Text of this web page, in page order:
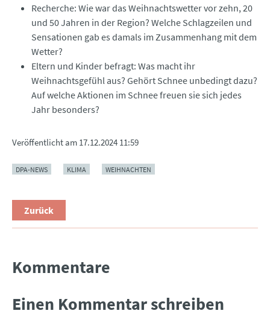
Recherche: Wie war das Weihnachtswetter vor zehn, 20
und 50 Jahren in der Region? Welche Schlagzeilen und
Sensationen gab es damals im Zusammenhang mit dem
Wetter?
Eltern und Kinder befragt: Was macht ihr
Weihnachtsgefühl aus? Gehört Schnee unbedingt dazu?
Auf welche Aktionen im Schnee freuen sie sich jedes
Jahr besonders?
Veröffentlicht am 17.12.2024 11:59
DPA-NEWS KLIMA WEIHNACHTEN
Zurück
Kommentare
Einen Kommentar schreiben